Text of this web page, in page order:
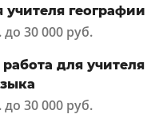
учителя географии
до 30 000 руб.
для учителя
до 30 000 руб.